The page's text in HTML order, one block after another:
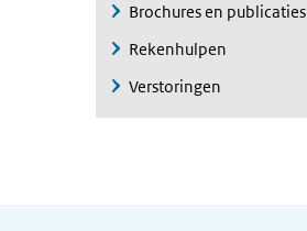
Brochures en publicaties
Rekenhulpen
Verstoringen